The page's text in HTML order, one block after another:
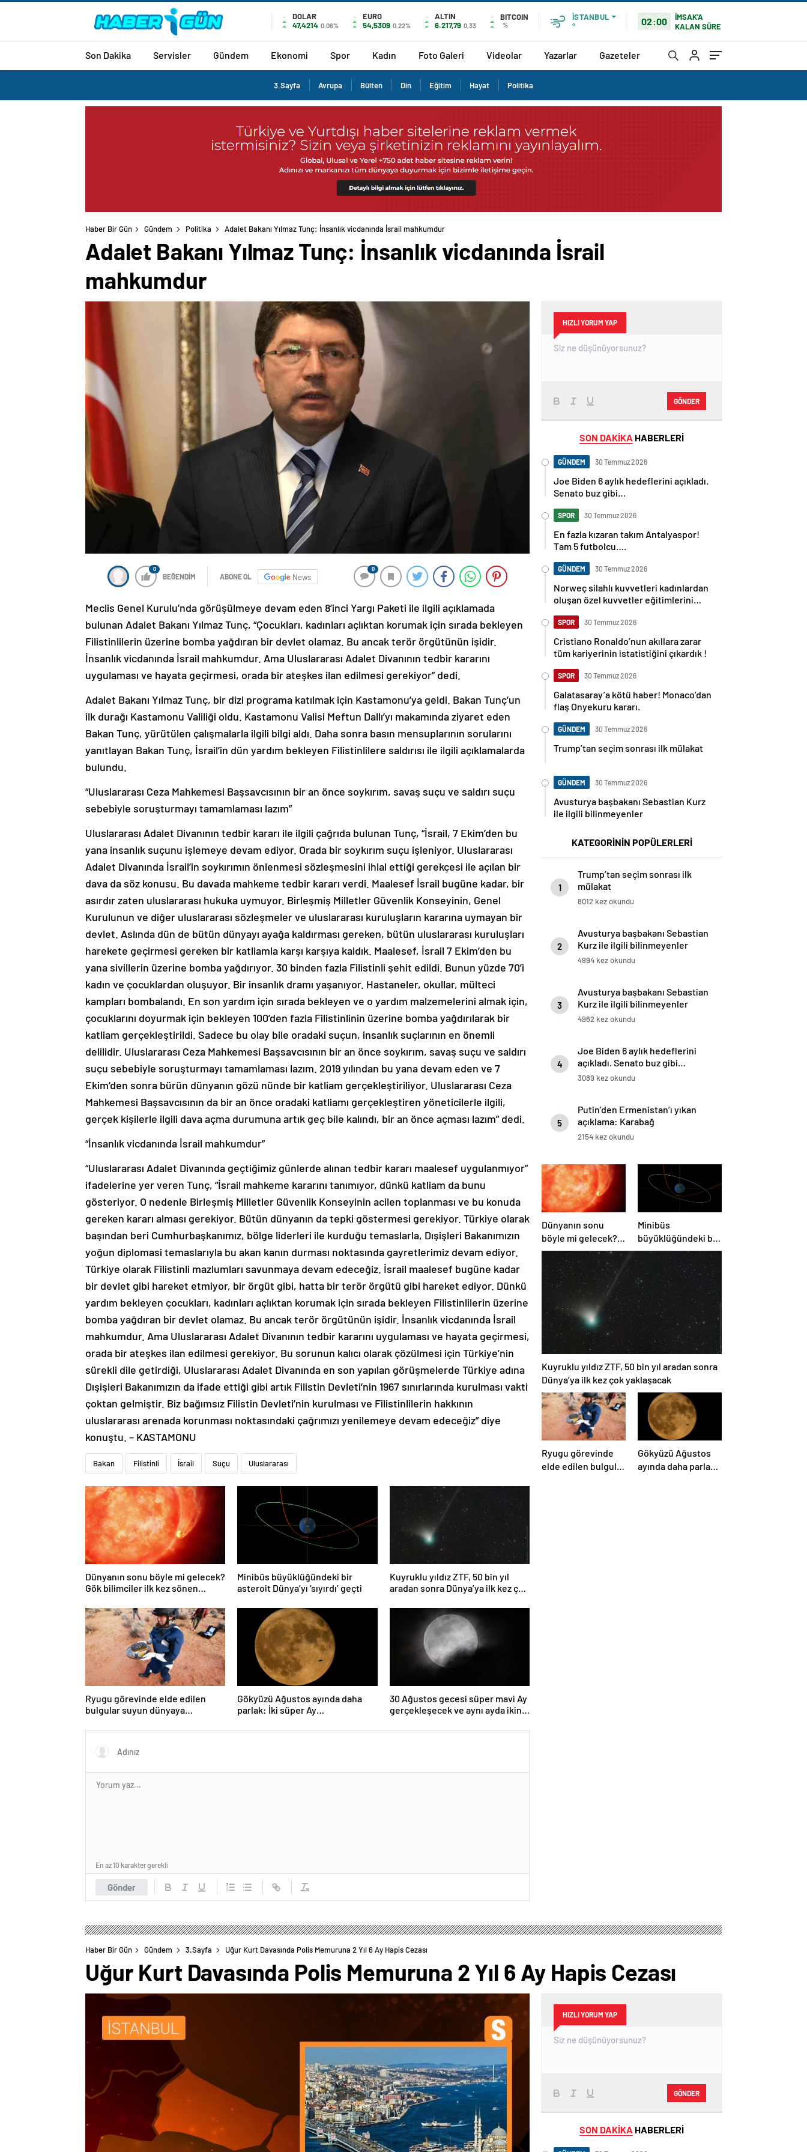
DOLAR
47,4214 0.06%
EURO
54,5309 0.22%
ALTIN
6.217,79 0,33
BITCOIN
%
İSTANBUL
°
02:00
İMSAK'A
KALAN SÜRE
Son Dakika Servisler Gündem Ekonomi Spor Kadın Foto Galeri Videolar Yazarlar Gazeteler
3.Sayfa Avrupa Bülten Din Eğitim Hayat Politika
Haber Bir Gün Gündem Politika Adalet Bakanı Yılmaz Tunç: İnsanlık vicdanında İsrail mahkumdur
Adalet Bakanı Yılmaz Tunç: İnsanlık vicdanında İsrail
mahkumdur
0
BEĞENDİM ABONE OL News
0
Meclis Genel Kurulu’nda görüşülmeye devam eden 8’inci Yargı Paketi ile ilgili açıklamada
bulunan Adalet Bakanı Yılmaz Tunç, “Çocukları, kadınları açlıktan korumak için sırada bekleyen
Filistinlilerin üzerine bomba yağdıran bir devlet olamaz. Bu ancak terör örgütünün işidir.
İnsanlık vicdanında İsrail mahkumdur. Ama Uluslararası Adalet Divanının tedbir kararını
uygulaması ve hayata geçirmesi, orada bir ateşkes ilan edilmesi gerekiyor” dedi.
Adalet Bakanı Yılmaz Tunç, bir dizi programa katılmak için Kastamonu’ya geldi. Bakan Tunç’un
ilk durağı Kastamonu Valiliği oldu. Kastamonu Valisi Meftun Dallı’yı makamında ziyaret eden
Bakan Tunç, yürütülen çalışmalarla ilgili bilgi aldı. Daha sonra basın mensuplarının sorularını
yanıtlayan Bakan Tunç, İsrail’in dün yardım bekleyen Filistinlilere saldırısı ile ilgili açıklamalarda
bulundu.
“Uluslararası Ceza Mahkemesi Başsavcısının bir an önce soykırım, savaş suçu ve saldırı suçu
sebebiyle soruşturmayı tamamlaması lazım”
Uluslararası Adalet Divanının tedbir kararı ile ilgili çağrıda bulunan Tunç, “İsrail, 7 Ekim’den bu
yana insanlık suçunu işlemeye devam ediyor. Orada bir soykırım suçu işleniyor. Uluslararası
Adalet Divanında İsrail’in soykırımın önlenmesi sözleşmesini ihlal ettiği gerekçesi ile açılan bir
dava da söz konusu. Bu davada mahkeme tedbir kararı verdi. Maalesef İsrail bugüne kadar, bir
asırdır zaten uluslararası hukuka uymuyor. Birleşmiş Milletler Güvenlik Konseyinin, Genel
Kurulunun ve diğer uluslararası sözleşmeler ve uluslararası kuruluşların kararına uymayan bir
devlet. Aslında dün de bütün dünyayı ayağa kaldırması gereken, bütün uluslararası kuruluşları
harekete geçirmesi gereken bir katliamla karşı karşıya kaldık. Maalesef, İsrail 7 Ekim’den bu
yana sivillerin üzerine bomba yağdırıyor. 30 binden fazla Filistinli şehit edildi. Bunun yüzde 70’i
kadın ve çocuklardan oluşuyor. Bir insanlık dramı yaşanıyor. Hastaneler, okullar, mülteci
kampları bombalandı. En son yardım için sırada bekleyen ve o yardım malzemelerini almak için,
çocuklarını doyurmak için bekleyen 100’den fazla Filistinlinin üzerine bomba yağdırılarak bir
katliam gerçekleştirildi. Sadece bu olay bile oradaki suçun, insanlık suçlarının en önemli
delilidir. Uluslararası Ceza Mahkemesi Başsavcısının bir an önce soykırım, savaş suçu ve saldırı
suçu sebebiyle soruşturmayı tamamlaması lazım. 2019 yılından bu yana devam eden ve 7
Ekim’den sonra bürün dünyanın gözü nünde bir katliam gerçekleştiriliyor. Uluslararası Ceza
Mahkemesi Başsavcısının da bir an önce oradaki katliamı gerçekleştiren yöneticilerle ilgili,
gerçek kişilerle ilgili dava açma durumuna artık geç bile kalındı, bir an önce açması lazım” dedi.
“İnsanlık vicdanında İsrail mahkumdur”
“Uluslararası Adalet Divanında geçtiğimiz günlerde alınan tedbir kararı maalesef uygulanmıyor”
ifadelerine yer veren Tunç, “İsrail mahkeme kararını tanımıyor, dünkü katliam da bunu
gösteriyor. O nedenle Birleşmiş Milletler Güvenlik Konseyinin acilen toplanması ve bu konuda
gereken kararı alması gerekiyor. Bütün dünyanın da tepki göstermesi gerekiyor. Türkiye olarak
başından beri Cumhurbaşkanımız, bölge liderleri ile kurduğu temaslarla, Dışişleri Bakanımızın
yoğun diplomasi temaslarıyla bu akan kanın durması noktasında gayretlerimiz devam ediyor.
Türkiye olarak Filistinli mazlumları savunmaya devam edeceğiz. İsrail maalesef bugüne kadar
bir devlet gibi hareket etmiyor, bir örgüt gibi, hatta bir terör örgütü gibi hareket ediyor. Dünkü
yardım bekleyen çocukları, kadınları açlıktan korumak için sırada bekleyen Filistinlilerin üzerine
bomba yağdıran bir devlet olamaz. Bu ancak terör örgütünün işidir. İnsanlık vicdanında İsrail
mahkumdur. Ama Uluslararası Adalet Divanının tedbir kararını uygulaması ve hayata geçirmesi,
orada bir ateşkes ilan edilmesi gerekiyor. Bu sorunun kalıcı olarak çözülmesi için Türkiye’nin
sürekli dile getirdiği, Uluslararası Adalet Divanında en son yapılan görüşmelerde Türkiye adına
Dışişleri Bakanımızın da ifade ettiği gibi artık Filistin Devleti’nin 1967 sınırlarında kurulması vakti
çoktan gelmiştir. Biz bağımsız Filistin Devleti’nin kurulması ve Filistinlilerin hakkının
uluslararası arenada korunması noktasındaki çağrımızı yenilemeye devam edeceğiz” diye
konuştu. – KASTAMONU
Bakan Filistinli İsrail Suçu Uluslararası
Dünyanın sonu böyle mi gelecek?
Gök bilimciler ilk kez sönen
oldu
Minibüs büyüklüğündeki bir
asteroit Dünya’yı ‘sıyırdı’ geçti
Kuyruklu yıldız ZTF, 50 bin yıl
aradan sonra Dünya’ya ilk kez çok
Ryugu görevinde elde edilen
bulgular suyun dünyaya
olabileceğini gösteriyor
Gökyüzü Ağustos ayında daha
parlak: İki süper Ay
30 Ağustos gecesi süper mavi Ay
gerçekleşecek ve aynı ayda ikinci
Gönder
En az 10 karakter gerekli
HIZLI YORUM YAP
GÖNDER
SON DAKİKA HABERLERİ
GÜNDEM 30 Temmuz 2026
Joe Biden 6 aylık hedeflerini açıkladı.
Senato buz gibi…
SPOR 30 Temmuz 2026
En fazla kızaran takım Antalyaspor!
Tam 5 futbolcu….
GÜNDEM 30 Temmuz 2026
Norweç silahlı kuvvetleri kadınlardan
oluşan özel kuvvetler eğitimlerini
SPOR 30 Temmuz 2026
Cristiano Ronaldo’nun akıllara zarar
tüm kariyerinin istatistiğini çıkardık !
SPOR 30 Temmuz 2026
Galatasaray’a kötü haber! Monaco’dan
flaş Onyekuru kararı.
GÜNDEM 30 Temmuz 2026
Trump’tan seçim sonrası ilk mülakat
GÜNDEM 30 Temmuz 2026
Avusturya başbakanı Sebastian Kurz
ile ilgili bilinmeyenler
KATEGORİNİN POPÜLERLERİ
1
Trump’tan seçim sonrası ilk
mülakat
8012 kez okundu
2
Avusturya başbakanı Sebastian
Kurz ile ilgili bilinmeyenler
4994 kez okundu
3
Avusturya başbakanı Sebastian
Kurz ile ilgili bilinmeyenler
4962 kez okundu
4
Joe Biden 6 aylık hedeflerini
açıkladı. Senato buz gibi…
3089 kez okundu
5
Putin’den Ermenistan’ı yıkan
açıklama: Karabağ
Azerbaycan’ın ayrılmaz bir
2154 kez okundu
Dünyanın sonu
böyle mi gelecek?
Gök bilimciler ilk
kez sönen yıldızın
gezegeni
yutmasına tanık
oldu
Minibüs
büyüklüğündeki bir
asteroit Dünya’yı
‘sıyırdı’ geçti
Kuyruklu yıldız ZTF, 50 bin yıl aradan sonra
Dünya’ya ilk kez çok yaklaşacak
Ryugu görevinde
elde edilen bulgular
Gökyüzü Ağustos
ayında daha parlak:
Haber Bir Gün Gündem 3.Sayfa Uğur Kurt Davasında Polis Memuruna 2 Yıl 6 Ay Hapis Cezası
Uğur Kurt Davasında Polis Memuruna 2 Yıl 6 Ay Hapis Cezası
HIZLI YORUM YAP
GÖNDER
SON DAKİKA HABERLERİ